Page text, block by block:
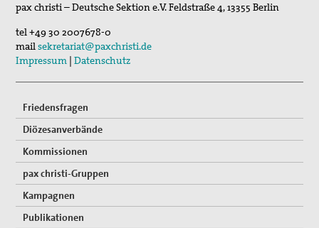
Schweige und höre...
pax christi – Deutsche Sektion e.V.Feldstraße 4,13355 Berlin
tel+49 30 2007678-0
mailsekretariat@paxchristi.de
Impressum |Datenschutz
Friedensfragen
Diözesanverbände
Kommissionen
pax christi-Gruppen
Kampagnen
Publikationen